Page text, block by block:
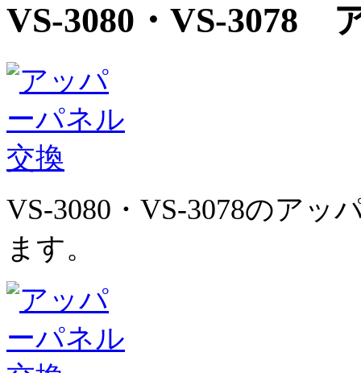
VS-3080・VS-3078
VS-3080・VS-3078のアッ
ます。